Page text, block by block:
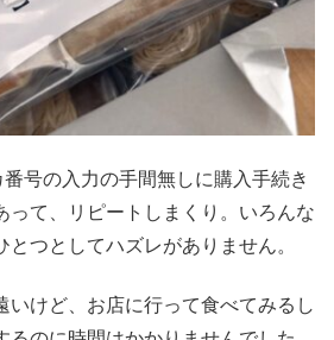
号の入力の手間無しに購入手続き
って、リピートしまくり。いろんな
つとしてハズレがありません。
いけど、お店に行って食べてみるし